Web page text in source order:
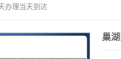
办理当天到达
巢